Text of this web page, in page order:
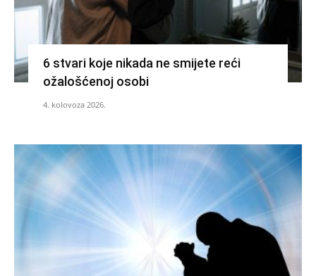
6 stvari koje nikada ne smijete reći
ožalošćenoj osobi
4. kolovoza 2026.